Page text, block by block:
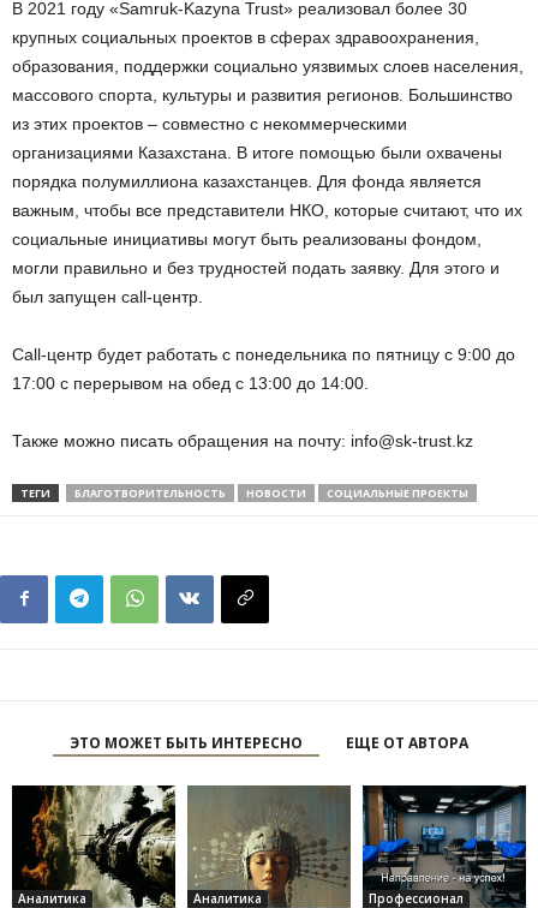
В 2021 году «Samruk-Kazyna Trust» реализовал более 30
крупных социальных проектов в сферах здравоохранения,
образования, поддержки социально уязвимых слоев населения,
массового спорта, культуры и развития регионов. Большинство
из этих проектов – совместно с некоммерческими
организациями Казахстана. В итоге помощью были охвачены
порядка полумиллиона казахстанцев. Для фонда является
важным, чтобы все представители НКО, которые считают, что их
социальные инициативы могут быть реализованы фондом,
могли правильно и без трудностей подать заявку. Для этого и
был запущен сall-центр.
Сall-центр будет работать с понедельника по пятницу с 9:00 до
17:00 с перерывом на обед с 13:00 до 14:00.
Также можно писать обращения на почту: info@sk-trust.kz
ТЕГИ БЛАГОТВОРИТЕЛЬНОСТЬ НОВОСТИ СОЦИАЛЬНЫЕ ПРОЕКТЫ
ЭТО МОЖЕТ БЫТЬ ИНТЕРЕСНО ЕЩЕ ОТ АВТОРА
Аналитика Аналитика Профессионал